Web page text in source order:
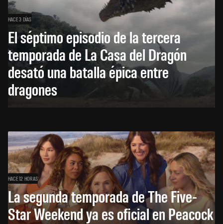
HACE 3 DÍAS
El séptimo episodio de la tercera
temporada de La Casa del Dragón
desató una batalla épica entre
dragones
HACE 12 HORAS
La segunda temporada de The Five-
Star Weekend ya es oficial en Peacock